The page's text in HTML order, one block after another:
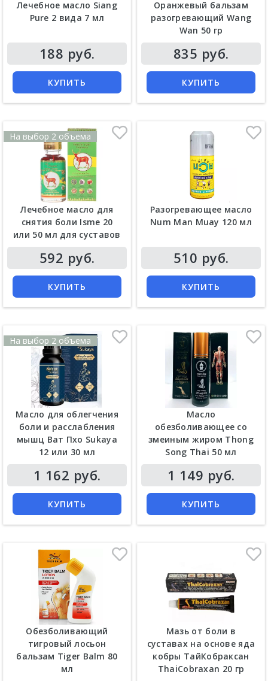
Лечебное масло Siang
Pure 2 вида 7 мл
188 руб.
КУПИТЬ
Оранжевый бальзам
разогревающий Wang
Wan 50 гр
835 руб.
КУПИТЬ
На выбор 2 объема
Лечебное масло для
снятия боли Isme 20
или 50 мл для суставов
592 руб.
КУПИТЬ
Разогревающее масло
Num Man Muay 120 мл
510 руб.
КУПИТЬ
На выбор 2 объема
Масло для облегчения
боли и расслабления
мышц Ват Пхо Sukaya
12 или 30 мл
1 162 руб.
КУПИТЬ
Масло
обезболивающее со
змеиным жиром Thong
Song Thai 50 мл
1 149 руб.
КУПИТЬ
Обезболивающий
тигровый лосьон
бальзам Tiger Balm 80
мл
Мазь от боли в
суставах на основе яда
кобры ТайКобраксан
ThaiCobraxan 20 гр